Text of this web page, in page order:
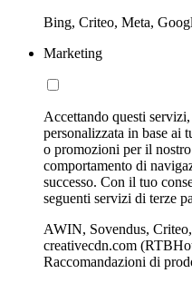
Bing, Criteo, Meta,
Marketing
Accettando questi
personalizzata in base ai
o promozioni per il
comportamento di
successo. Con il tuo
seguenti servizi di terze
AWIN, Sovendus,
creativecdn.com
Raccomandazioni di